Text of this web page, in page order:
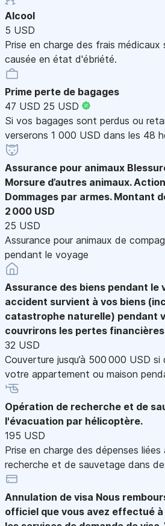
Alcool
5 USD
Prise en charge des frais médicaux
causée en état d'ébriété.
Prime perte de bagages
47 USD 25 USD
Si vos bagages sont perdus ou
verserons 1 000 USD dans les 48
Assurance pour animaux
Morsure d’autres animaux.
Dommages par armes. Montant
2 000 USD
25 USD
Assurance pour animaux de
pendant le voyage
Assurance des biens pendant le
accident survient à vos biens
catastrophe naturelle) pendant
couvrirons les pertes financières
32 USD
Couverture jusqu’à 500 000 USD si
votre appartement ou maison
Opération de recherche et de
l'évacuation par hélicoptère.
195 USD
Prise en charge des dépenses
recherche et de sauvetage dans
Annulation de visa Nous
officiel que vous avez effectué